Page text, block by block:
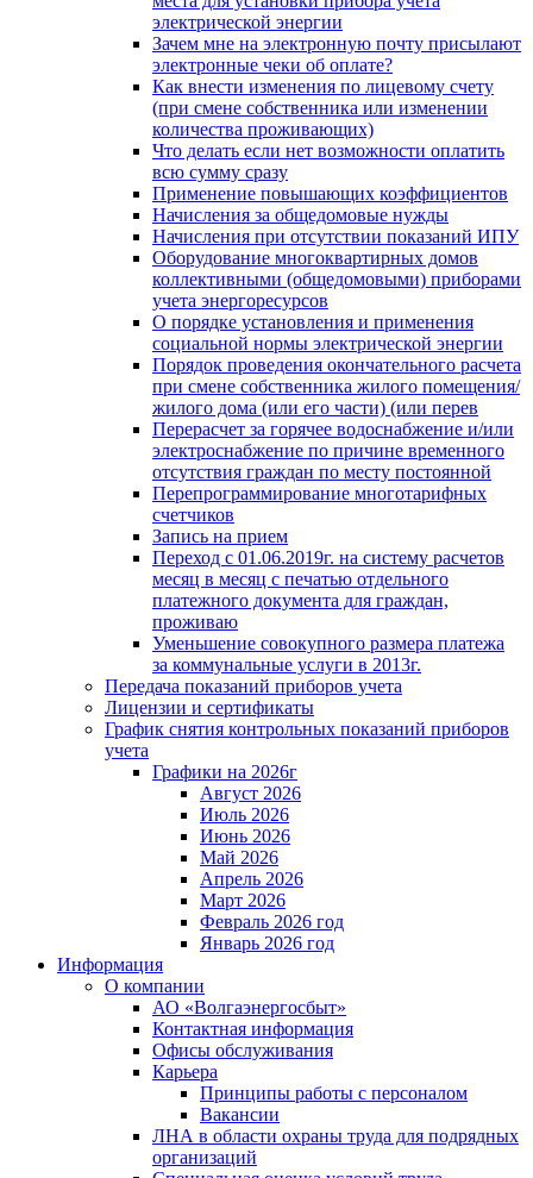
электрической энергии
Зачем мне на электронную почту присылают
электронные чеки об оплате?
Как внести изменения по лицевому счету
(при смене собственника или изменении
количества проживающих)
Что делать если нет возможности оплатить
всю сумму сразу
Применение повышающих коэффициентов
Начисления за общедомовые нужды
Начисления при отсутствии показаний ИПУ
Оборудование многоквартирных домов
коллективными (общедомовыми) приборами
учета энергоресурсов
О порядке установления и применения
социальной нормы электрической энергии
Порядок проведения окончательного расчета
при смене собственника жилого помещения/
жилого дома (или его части) (или перев
Перерасчет за горячее водоснабжение и/или
электроснабжение по причине временного
отсутствия граждан по месту постоянной
Перепрограммирование многотарифных
счетчиков
Запись на прием
Переход с 01.06.2019г. на систему расчетов
месяц в месяц с печатью отдельного
платежного документа для граждан,
проживаю
Уменьшение совокупного размера платежа
за коммунальные услуги в 2013г.
Передача показаний приборов учета
Лицензии и сертификаты
График снятия контрольных показаний приборов
учета
Графики на 2026г
Август 2026
Июль 2026
Июнь 2026
Май 2026
Апрель 2026
Март 2026
Февраль 2026 год
Январь 2026 год
Информация
О компании
АО «Волгаэнергосбыт»
Контактная информация
Офисы обслуживания
Карьера
Принципы работы с персоналом
Вакансии
ЛНА в области охраны труда для подрядных
организаций